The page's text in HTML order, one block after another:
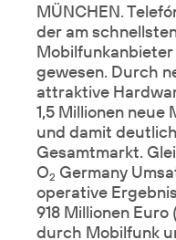
MÜNCHEN.
der am
gewesen. Durch
attraktive
1,5 Millionen
und damit
Gesamtmarkt.
O2 Germany
operative
918 Millionen Euro
durch Mobilfunk